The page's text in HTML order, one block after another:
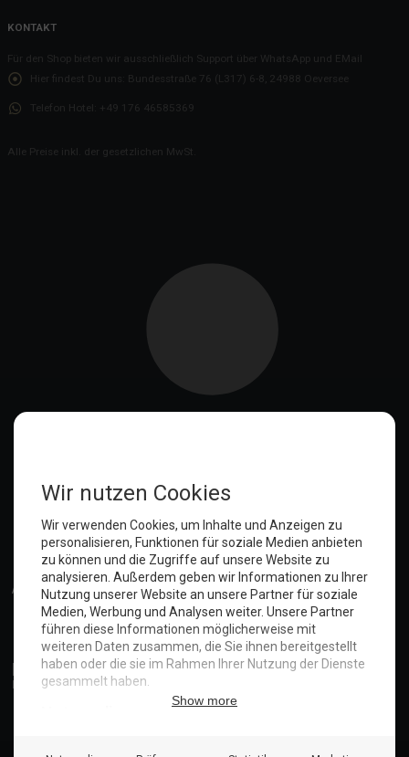
KONTAKT
Für den Shop bieten wir ausschließlich Support über WhatsApp und EMail
Hier findest Du uns:
Bundesstraße 76 (L317) 6-8, 24988 Oeversee
Telefon Hotel: +49 176 46585369
Alle Preise inkl. der gesetzlichen MwSt.
Anmelden